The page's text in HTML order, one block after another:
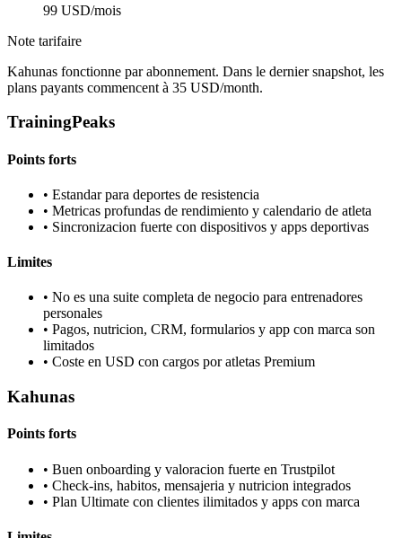
99 USD/mois
Note tarifaire
Kahunas fonctionne par abonnement. Dans le dernier snapshot, les
plans payants commencent à 35 USD/month.
TrainingPeaks
Points forts
• Estandar para deportes de resistencia
• Metricas profundas de rendimiento y calendario de atleta
• Sincronizacion fuerte con dispositivos y apps deportivas
Limites
• No es una suite completa de negocio para entrenadores
personales
• Pagos, nutricion, CRM, formularios y app con marca son
limitados
• Coste en USD con cargos por atletas Premium
Kahunas
Points forts
• Buen onboarding y valoracion fuerte en Trustpilot
• Check-ins, habitos, mensajeria y nutricion integrados
• Plan Ultimate con clientes ilimitados y apps con marca